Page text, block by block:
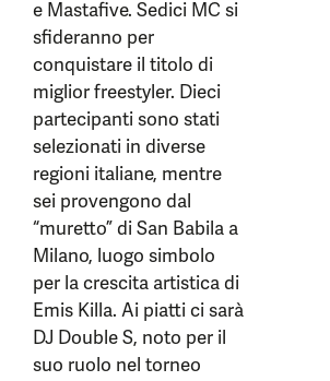
e Mastafive. Sedici MC si
sfideranno per
conquistare il titolo di
miglior freestyler. Dieci
partecipanti sono stati
selezionati in diverse
regioni italiane, mentre
sei provengono dal
“muretto” di San Babila a
Milano, luogo simbolo
per la crescita artistica di
Emis Killa. Ai piatti ci sarà
DJ Double S, noto per il
suo ruolo nel torneo